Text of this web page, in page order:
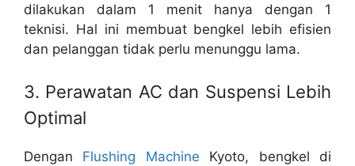
dilakukan dalam 1 menit hanya dengan 1
teknisi. Hal ini membuat bengkel lebih efisien
dan pelanggan tidak perlu menunggu lama.
3. Perawatan AC dan Suspensi Lebih
Optimal
Dengan Flushing Machine Kyoto, bengkel di